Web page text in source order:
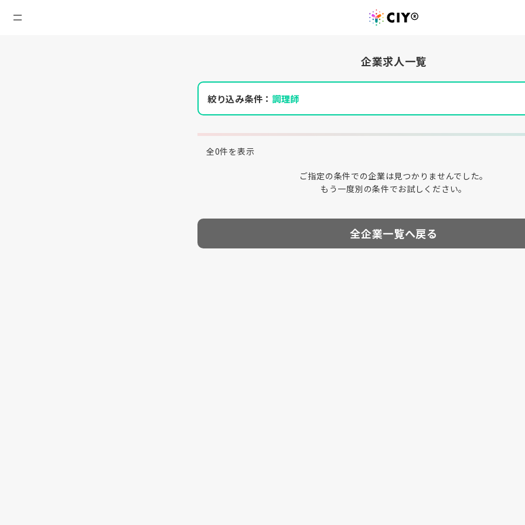
企業求人一覧
絞り込み条件： 調理師
全0件を表示
ご指定の条件での企業は見つかりませんでした。
もう一度別の条件でお試しください。
全企業一覧へ戻る